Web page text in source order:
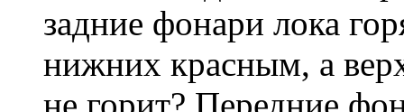
задние фонари лока
нижних красным, а
не горит? Передние